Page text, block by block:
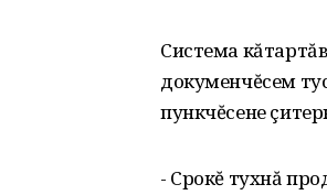
Система
докуменчĕсем
пункчĕсене
- Срокĕ тухнă